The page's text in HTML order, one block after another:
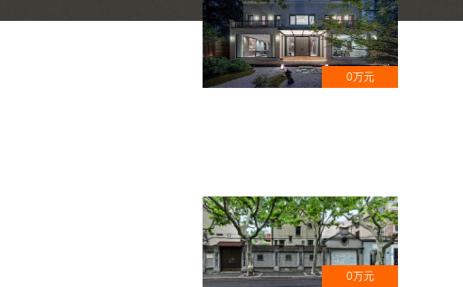
0万元
0万元